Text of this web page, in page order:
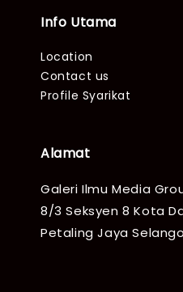
Info Utama
Location
Contact us
Profile Syarikat
Alamat
Galeri Ilmu Media
8/3 Seksyen 8 Kota
Petaling Jaya